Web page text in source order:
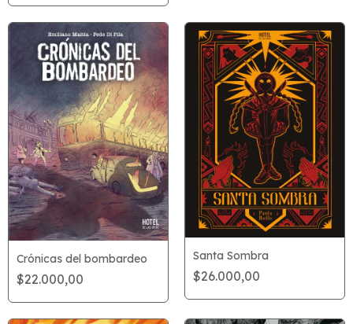
Crónicas del bombardeo
$22.000,00
Santa Sombra
$26.000,00